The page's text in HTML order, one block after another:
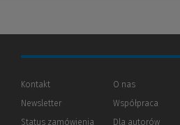
Kontakt
Newsletter
Status zamówienia
O nas
Współpraca
Dla autorów(Nowe
(Link